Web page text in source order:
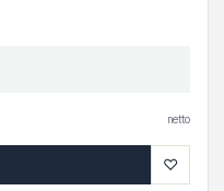
netto
♡